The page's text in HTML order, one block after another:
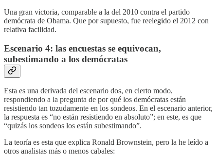
Una gran victoria, comparable a la del 2010 contra el partido
demócrata de Obama. Que por supuesto, fue reelegido el 2012 con
relativa facilidad.
Escenario 4: las encuestas se equivocan,
subestimando a los demócratas
Esta es una derivada del escenario dos, en cierto modo,
respondiendo a la pregunta de por qué los demócratas están
resistiendo tan tozudamente en los sondeos. En el escenario anterior,
la respuesta es “no están resistiendo en absoluto”; en este, es que
“quizás los sondeos los están subestimando”.
La teoría es esta que explica Ronald Brownstein, pero la he leído a
otros analistas más o menos cabales: